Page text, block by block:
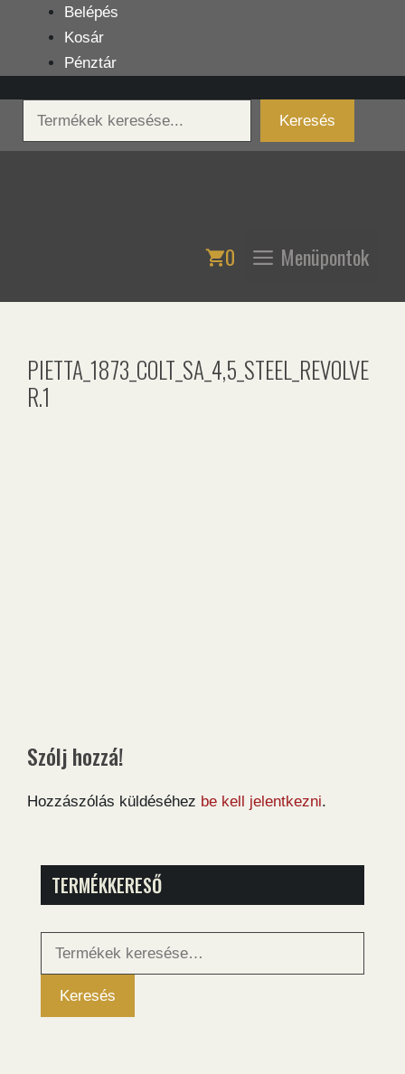
tartalomba
Belépés
Kosár
Pénztár
Keresés
Keresés
0 Menüpontok
PIETTA_1873_COLT_SA_4,5_STEEL_REVOLVE
R.1
Szólj hozzá!
Hozzászólás küldéséhez be kell jelentkezni.
TERMÉKKERESŐ
Keresés
Keresés